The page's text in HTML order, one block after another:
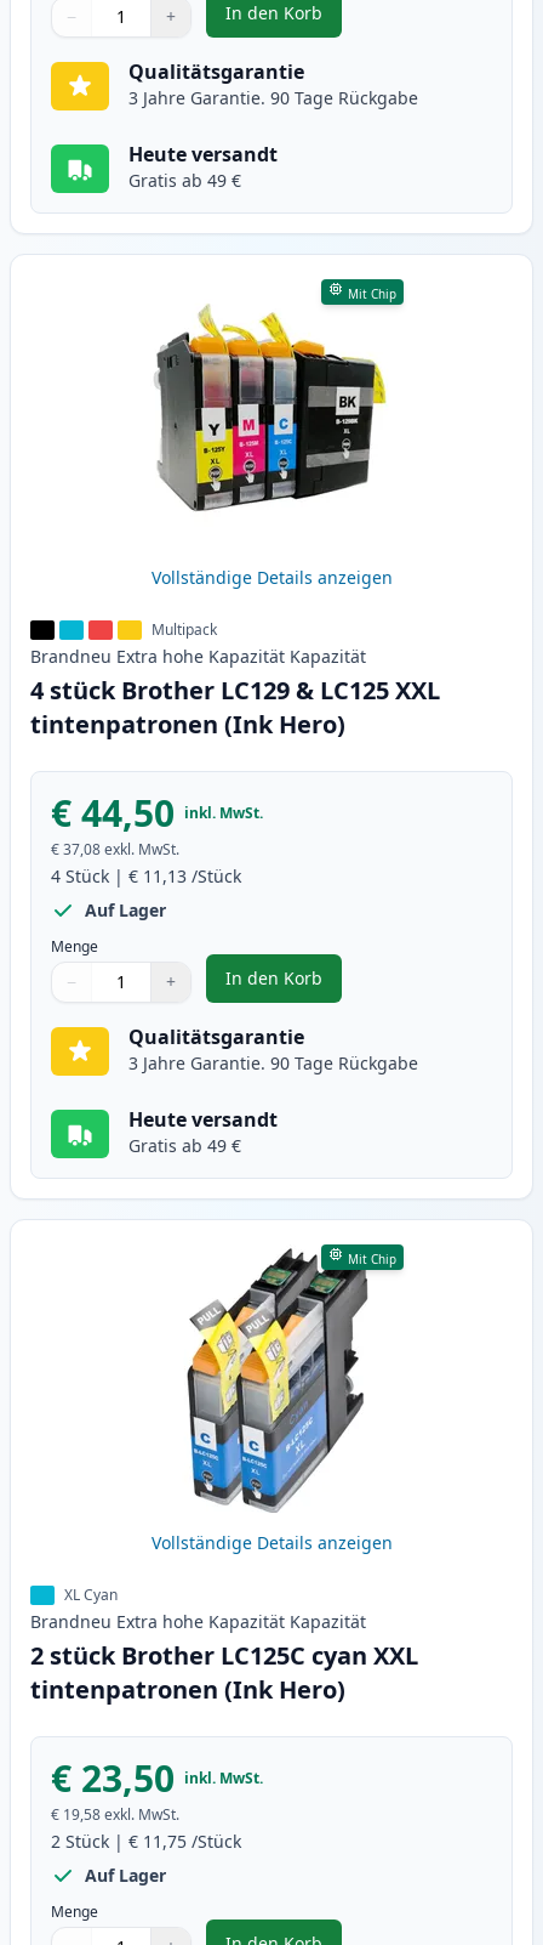
Verwenden Sie die Tasten, um anzupassen
− +
1
In den Korb
, 5 stück Brother LC127 &
Qualitätsgarantie
3 Jahre Garantie. 90 Tage Rückgabe
Heute versandt
Gratis ab 49 €
Mit Chip
Vollständige Details anzeigen
Multipack
Brandneu Extra hohe Kapazität Kapazität
4 stück Brother LC129 & LC125 XXL
tintenpatronen (Ink Hero)
€ 44,50 inkl. MwSt.
€ 37,08exkl. MwSt.
4 Stück | € 11,13 /Stück
Auf Lager
Menge
Verwenden Sie die Tasten, um anzupassen
− +
1
In den Korb
, 4 stück Brother LC129 &
Qualitätsgarantie
3 Jahre Garantie. 90 Tage Rückgabe
Heute versandt
Gratis ab 49 €
Mit Chip
Vollständige Details anzeigen
XL Cyan
Brandneu Extra hohe Kapazität Kapazität
2 stück Brother LC125C cyan XXL
tintenpatronen (Ink Hero)
€ 23,50 inkl. MwSt.
€ 19,58exkl. MwSt.
2 Stück | € 11,75 /Stück
Auf Lager
Menge